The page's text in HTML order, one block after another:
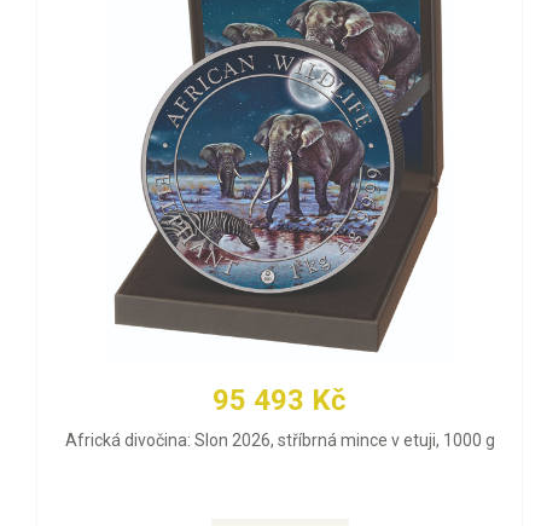
95 493 Kč
Africká divočina: Slon 2026, stříbrná mince v etuji, 1000 g